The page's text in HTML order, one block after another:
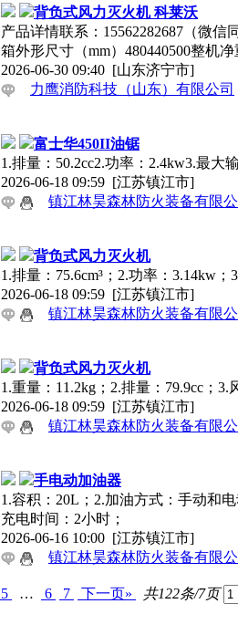
背负式风力灭火机 科莱沃
产品详情联系：15562282687（微
箱外形尺寸（mm）480440500整机
2026-06-30 09:40 [山东济宁市]
力鹰消防科技（山东）有限公司
富士华450II油锯
1.排量：50.2cc2.功率：2.4kw3.最大
2026-06-18 09:59 [江苏镇江市]
镇江林昊森林防火装备有限
背负式风力灭火机
1.排量：75.6cm³；2.功率：3.14kw；
2026-06-18 09:59 [江苏镇江市]
镇江林昊森林防火装备有限
背负式风力灭火机
1.重量：11.2kg；2.排量：79.9cc；3.
2026-06-18 09:59 [江苏镇江市]
镇江林昊森林防火装备有限
手电动加油器
1.容积：20L；2.加油方式：手动和
充电时间：2小时；
2026-06-16 10:00 [江苏镇江市]
镇江林昊森林防火装备有限
5 … 6 7 下一页» 共122条/7页